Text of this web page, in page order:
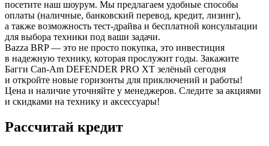
посетите наш шоурум. Мы предлагаем удобные способы
оплаты (наличные, банковский перевод, кредит, лизинг),
а также возможность тест-драйва и бесплатной консультации
для выбора техники под ваши задачи.
Bazza BRP — это не просто покупка, это инвестиция
в надежную технику, которая прослужит годы. Закажите
Багги Can-Am DEFENDER PRO XT зелёный сегодня
и откройте новые горизонты для приключений и работы!
Цена и наличие уточняйте у менеджеров. Следите за акциями
и скидками на технику и аксессуары!
Рассчитай кредит